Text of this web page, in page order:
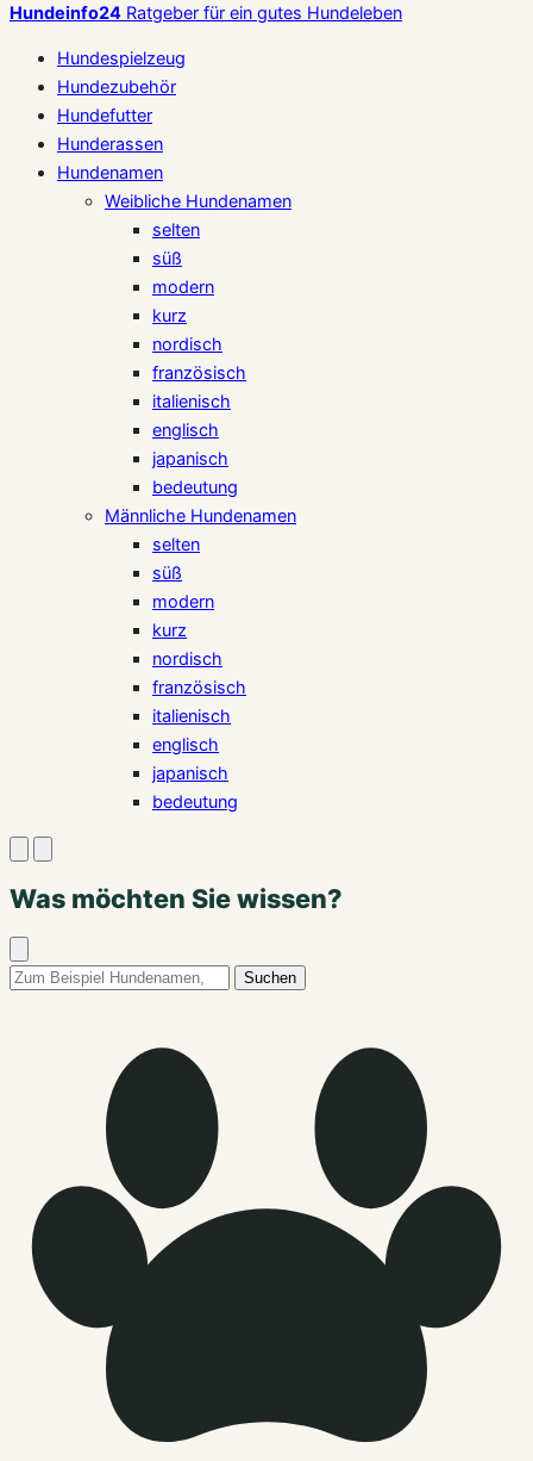
Hundeinfo24 Ratgeber für ein gutes Hundeleben
Hundespielzeug
Hundezubehör
Hundefutter
Hunderassen
Hundenamen
Weibliche Hundenamen
selten
süß
modern
kurz
nordisch
französisch
italienisch
englisch
japanisch
bedeutung
Männliche Hundenamen
selten
süß
modern
kurz
nordisch
französisch
italienisch
englisch
japanisch
bedeutung
öffnenöffnen
Was möchten Sie wissen?
schließen
Suchbegriff: Suchen